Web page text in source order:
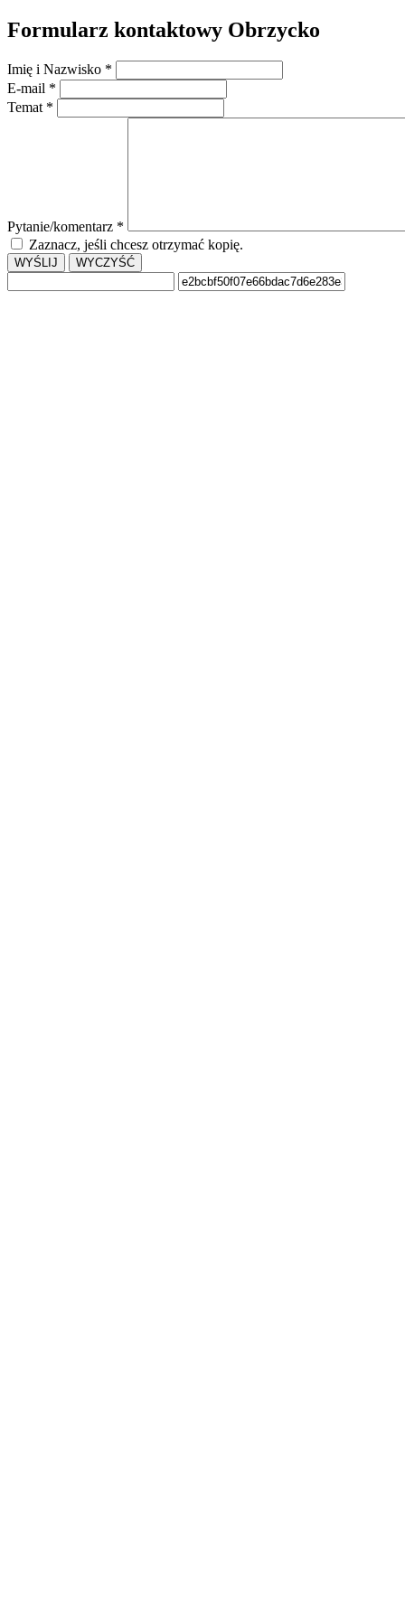
Formularz kontaktowy Obrzycko
Imię i Nazwisko *
E-mail *
Temat *
Pytanie/komentarz *
Zaznacz, jeśli chcesz otrzymać kopię.
WYŚLIJ WYCZYŚĆ